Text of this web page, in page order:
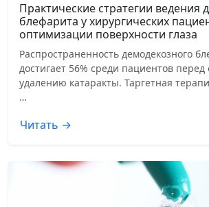
Практические стратегии ведения
блефарита у хирургических
оптимизации поверхности глаза
Распространенность демодекозного
достигает 56% среди пациентов
удалению катаракты. Таргетная
…
Читать →